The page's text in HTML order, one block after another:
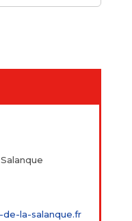
la-salanque.fr